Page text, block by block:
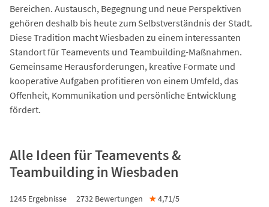
Bereichen. Austausch, Begegnung und neue Perspektiven
gehören deshalb bis heute zum Selbstverständnis der Stadt.
Diese Tradition macht Wiesbaden zu einem interessanten
Standort für Teamevents und Teambuilding-Maßnahmen.
Gemeinsame Herausforderungen, kreative Formate und
kooperative Aufgaben profitieren von einem Umfeld, das
Offenheit, Kommunikation und persönliche Entwicklung
fördert.
Alle Ideen für Teamevents &
Teambuilding in Wiesbaden
1245 Ergebnisse 2732 Bewertungen ★4,71/5